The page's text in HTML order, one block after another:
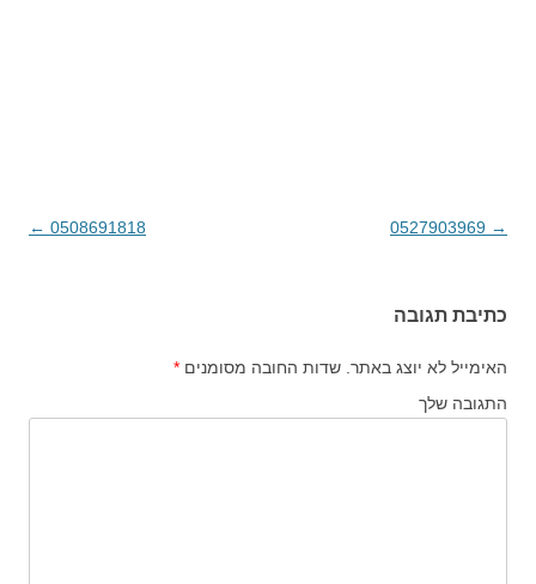
ניווט בפוסטים
→
0508691818
←
כתיבת תגובה
האימייל לא יוצג באתר. שדות החובה מסומנים *
התגובה שלך